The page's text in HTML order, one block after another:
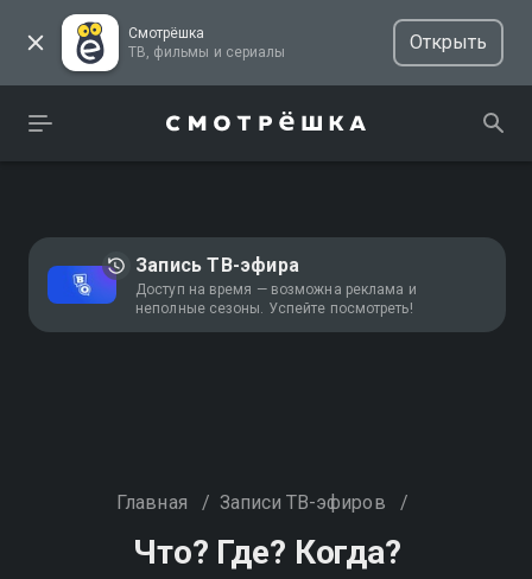
Смотрёшка
ТВ, фильмы и сериалы
Открыть
Запись ТВ-эфира
Доступ на время — возможна реклама и
неполные сезоны. Успейте посмотреть!
Главная / Записи ТВ-эфиров /
Что? Где? Когда?